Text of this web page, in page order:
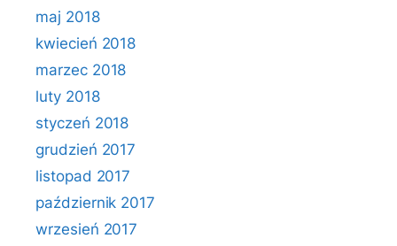
maj 2018
kwiecień 2018
marzec 2018
luty 2018
styczeń 2018
grudzień 2017
listopad 2017
październik 2017
wrzesień 2017